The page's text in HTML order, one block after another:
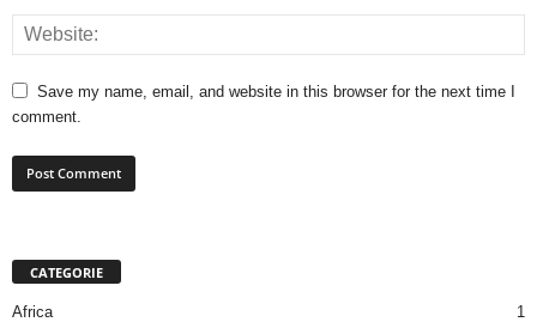
Save my name, email, and website in this browser for the next time I
comment.
CATEGORIE
Africa
1